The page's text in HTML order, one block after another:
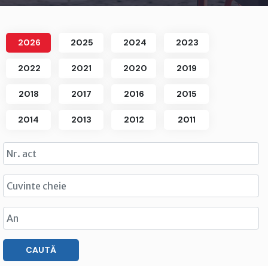
2026 2025 2024 2023
2022 2021 2020 2019
2018 2017 2016 2015
2014 2013 2012 2011
CAUTĂ